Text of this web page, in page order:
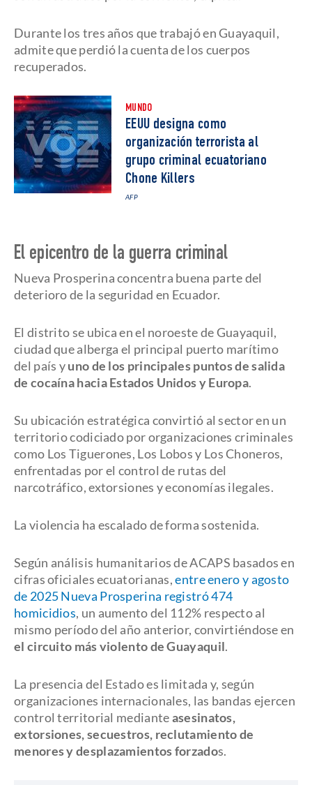
Durante los tres años que trabajó en Guayaquil,
admite que perdió la cuenta de los cuerpos
recuperados.
MUNDO
EEUU designa como
organización terrorista al
grupo criminal ecuatoriano
Chone Killers
AFP
El epicentro de la guerra criminal
Nueva Prosperina concentra buena parte del
deterioro de la seguridad en Ecuador.
El distrito se ubica en el noroeste de Guayaquil,
ciudad que alberga el principal puerto marítimo
del país yuno de los principales puntos de salida
de cocaína hacia Estados Unidos y Europa.
Su ubicación estratégica convirtió al sector en un
territorio codiciado por organizaciones criminales
como Los Tiguerones, Los Lobos y Los Choneros,
enfrentadas por el control de rutas del
narcotráfico, extorsiones y economías ilegales.
La violencia ha escalado de forma sostenida.
Según análisis humanitarios de ACAPS basados en
cifras oficiales ecuatorianas,entre enero y agosto
de 2025 Nueva Prosperina registró 474
homicidios, un aumento del 112% respecto al
mismo período del año anterior, convirtiéndose en
el circuito más violento de Guayaquil.
La presencia del Estado es limitada y, según
organizaciones internacionales, las bandas ejercen
control territorial medianteasesinatos,
extorsiones, secuestros, reclutamiento de
menores y desplazamientos forzados.